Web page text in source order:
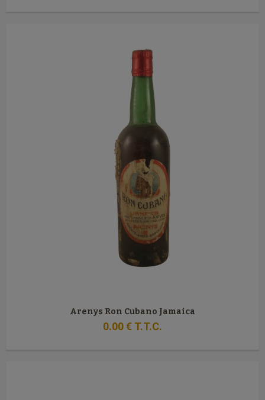
Arenys Ron Cubano Jamaica
0.00€ T.T.C.